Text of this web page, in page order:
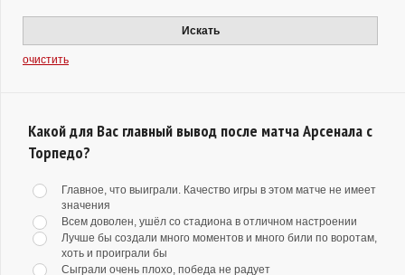
Искать
очистить
Какой для Вас главный вывод после матча Арсенала с
Торпедо?
Главное, что выиграли. Качество игры в этом матче не имеет
значения
Всем доволен, ушёл со стадиона в отличном настроении
Лучше бы создали много моментов и много били по воротам,
хоть и проиграли бы
Сыграли очень плохо, победа не радует